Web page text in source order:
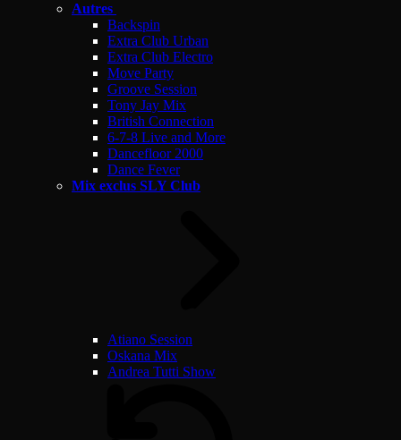
Autres
Backspin
Extra Club Urban
Extra Club Electro
Move Party
Groove Session
Tony Jay Mix
British Connection
6-7-8 Live and More
Dancefloor 2000
Dance Fever
Mix exclus SLY Club
Atiano Session
Oskana Mix
Andrea Tutti Show